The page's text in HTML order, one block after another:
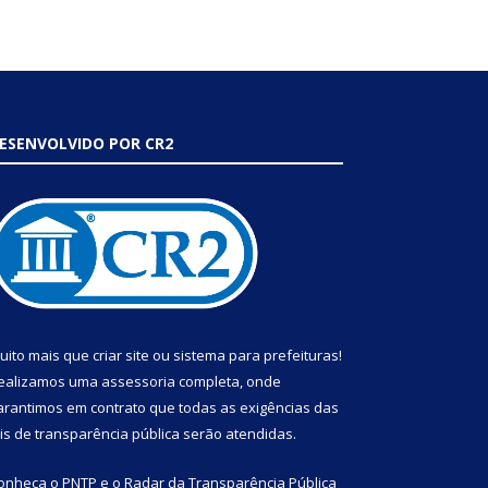
POR CR2
mais que criar site ou sistema para prefeituras!
uma assessoria completa, onde
em contrato que todas as exigências das
de transparência pública serão atendidas.
o PNTP e o Radar da Transparência Pública